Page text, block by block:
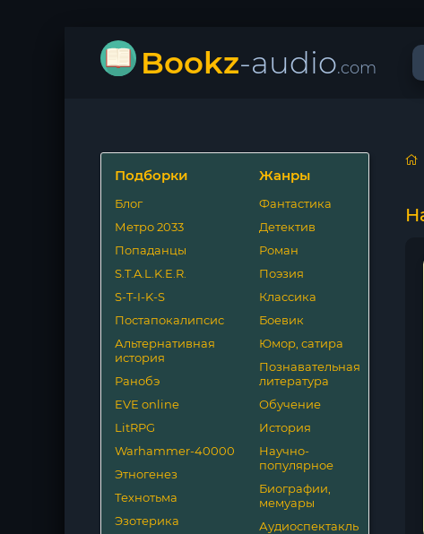
Bookz-audio.com
Подборки
Блог
Метро 2033
Попаданцы
S.T.A.L.K.E.R.
S-T-I-K-S
Постапокалипсис
Альтернативная
история
Ранобэ
EVE online
LitRPG
Warhammer-40000
Этногенез
Технотьма
Эзотерика
Жанры
Фантастика
Детектив
Роман
Поэзия
Классика
Боевик
Юмор, сатира
Познавательная
литература
Обучение
История
Научно-
популярное
Биографии,
мемуары
Аудиоспектакль